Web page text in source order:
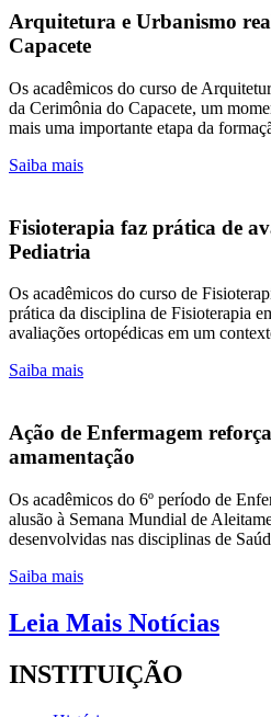
Arquitetura e Urbanismo
Capacete
Os acadêmicos do curso de
da Cerimônia do Capacete, um
mais uma importante etapa da
Saiba mais
Fisioterapia faz prática de
Pediatria
Os acadêmicos do curso de
prática da disciplina de Fisioterapia
avaliações ortopédicas em um
Saiba mais
Ação de Enfermagem
amamentação
Os acadêmicos do 6º período de
alusão à Semana Mundial de
desenvolvidas nas disciplinas de
Saiba mais
Leia Mais Notícias
INSTITUIÇÃO